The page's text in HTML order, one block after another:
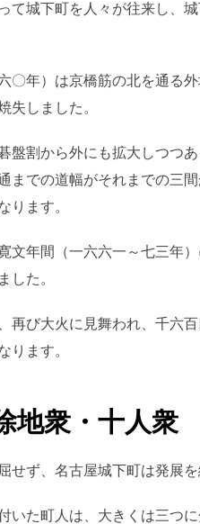
て城下町を人々が往来し、
〇年）は京橋筋の北を通る
失しました。
盤割から外にも拡大しつつ
までの道幅がそれまでの三
ります。
文年間（一六六一～七三年
した。
再び大火に見舞われ、千六
ります。
地衆・十人衆
せず、名古屋城下町は発展を
いた町人は、大きくは三つ